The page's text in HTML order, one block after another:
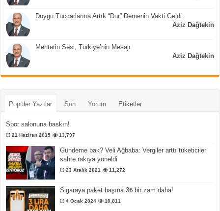
Duygu Tüccarlarına Artık “Dur” Demenin Vakti Geldi
Aziz Dağtekin
Mehterin Sesi, Türkiye’nin Mesajı
Aziz Dağtekin
Popüler Yazılar Son Yorum Etiketler
Spor salonuna baskın!
21 Haziran 2015 13,797
Gündeme bak? Veli Ağbaba: Vergiler arttı tüketiciler
sahte rakıya yöneldi
23 Aralık 2021 11,272
Sigaraya paket başına 3₺ bir zam daha!
4 Ocak 2024 10,811